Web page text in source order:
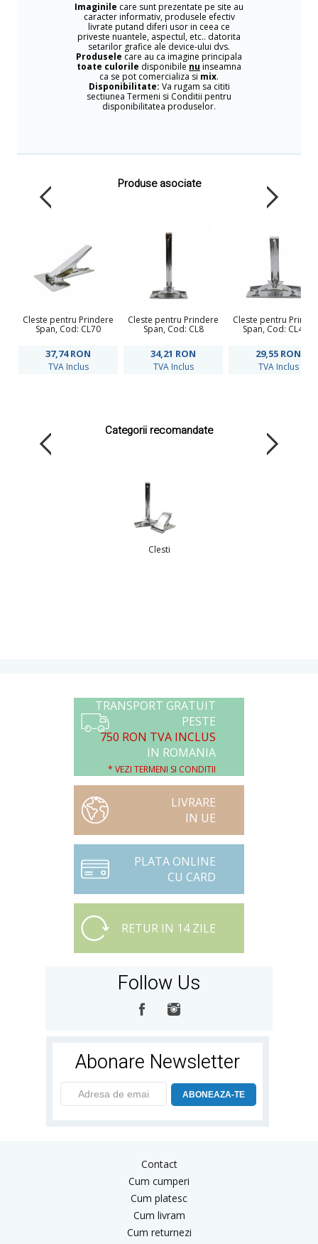
Imaginile care sunt prezentate pe site au
caracter informativ, produsele efectiv
livrate putand diferi usor in ceea ce
priveste nuantele, aspectul, etc.. datorita
setarilor grafice ale device-ului dvs.
Produsele care au ca imagine principala
toate culorile disponibile nu inseamna
ca se pot comercializa si mix.
Disponibilitate: Va rugam sa cititi
sectiunea Termeni si Conditii pentru
disponibilitatea produselor.
Produse asociate
Cleste pentru Prindere
Span, Cod: CL70
37,74RON
TVA Inclus
Cleste pentru Prindere
Span, Cod: CL8
34,21 RON
TVA Inclus
Cleste pentru
Span, Cod: CL4AA
29,55 RON
TVA Inclus
Categorii recomandate
Clesti
TRANSPORT GRATUIT
PESTE
750 RON TVA INCLUS
IN ROMANIA
* VEZI TERMENI SI CONDITII
LIVRARE
IN UE
PLATA ONLINE
CU CARD
RETUR IN 14 ZILE
Follow Us
Abonare Newsletter
ABONEAZA-TE
Contact
Cum cumperi
Cum platesc
Cum livram
Cum returnezi